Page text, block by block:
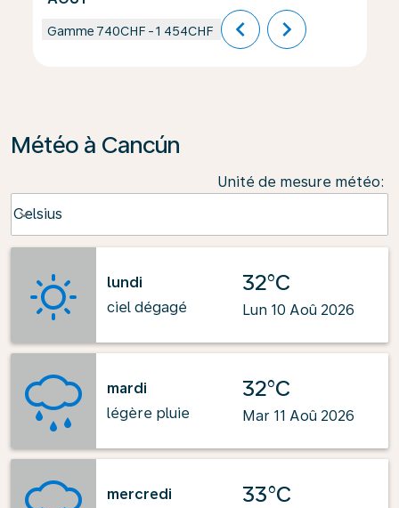
Gamme 740CHF -1 454CHF chevron_left chevron_right
Météo à Cancún
Unité de mesure météo:
Celsius
keyboard_arrow_down
lundi
ciel dégagé
32°C
Lun 10 Aoû 2026
mardi
légère pluie
32°C
Mar 11 Aoû 2026
mercredi
33°C